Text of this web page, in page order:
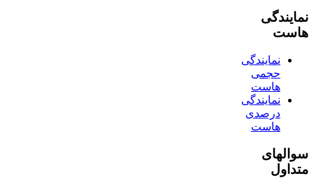
نمایندگی
هاست
نمایندگی
حجمی
هاست
نمایندگی
درصدی
هاست
سوالهای
متداول